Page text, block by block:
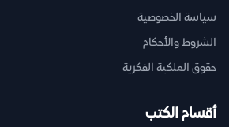
سياسة الخصوصية
الشروط والأحكام
حقوق الملكية الفكرية
أقسام الكتب